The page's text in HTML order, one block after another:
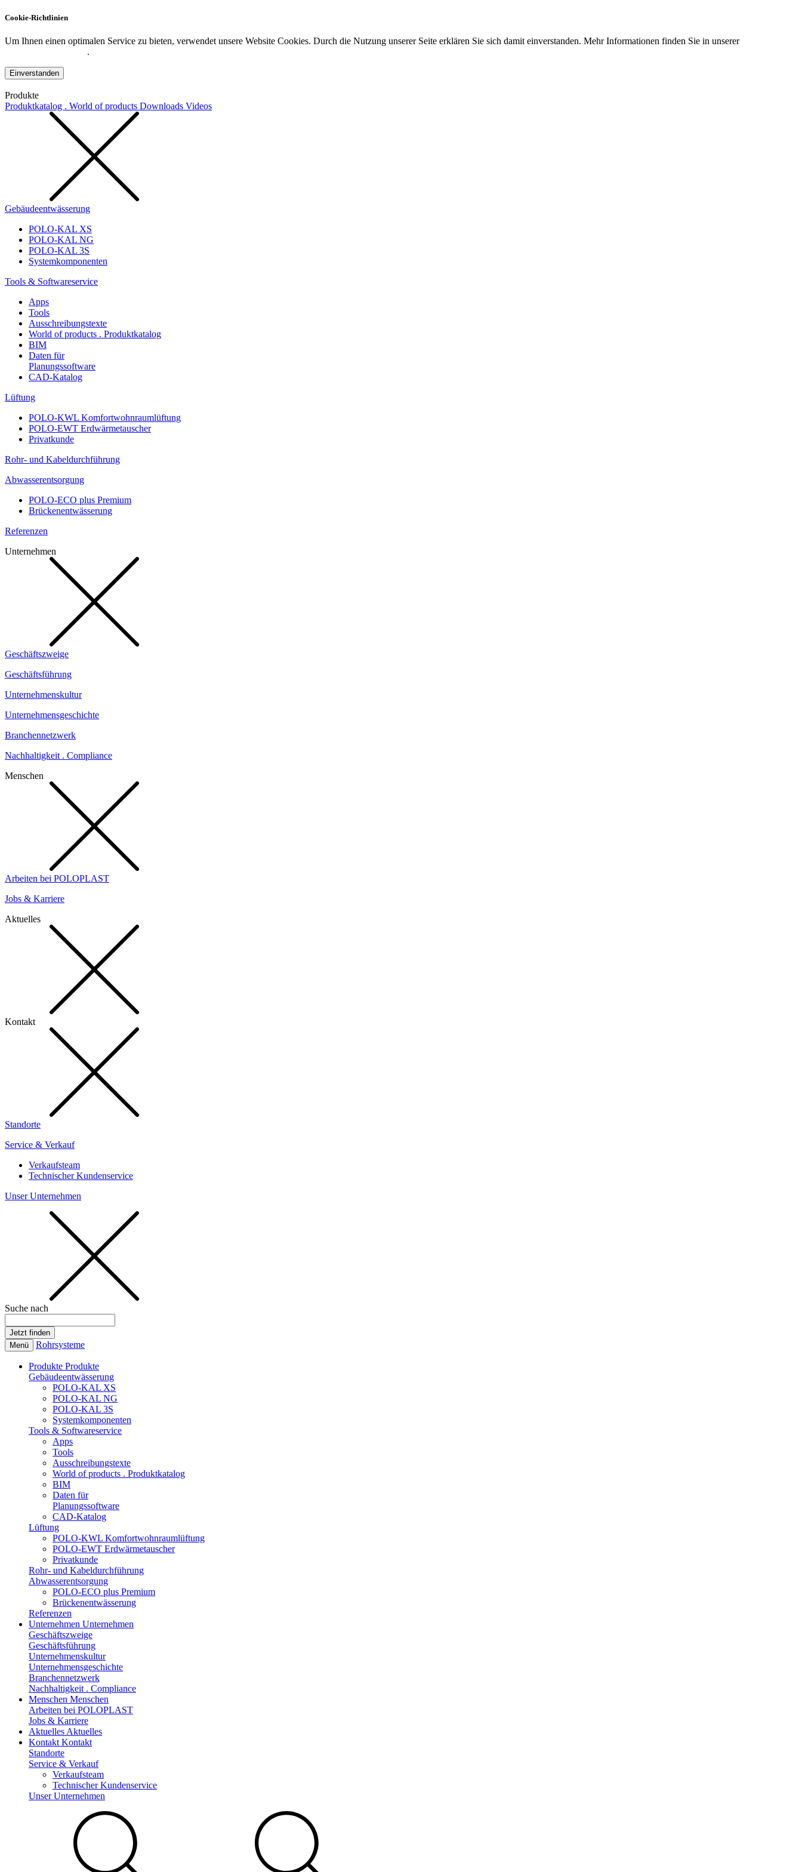
Cookie-Richtlinien
Um Ihnen einen optimalen Service zu bieten, verwendet unsere Website Cookies. Durch die Nutzung unserer Seite erklären Sie sich damit einverstanden. Mehr Informationen finden Sie in unserer
.
Einverstanden
Produkte
Produktkatalog . World of products Downloads Videos
Gebäudeentwässerung
POLO-KAL XS
POLO-KAL NG
POLO-KAL 3S
Systemkomponenten
Tools & Softwareservice
Apps
Tools
Ausschreibungstexte
World of products . Produktkatalog
BIM
Daten für
Planungssoftware
CAD-Katalog
Lüftung
POLO-KWL Komfortwohnraumlüftung
POLO-EWT Erdwärmetauscher
Privatkunde
Rohr- und Kabeldurchführung
Abwasserentsorgung
POLO-ECO plus Premium
Brückenentwässerung
Referenzen
Unternehmen
Geschäftszweige
Geschäftsführung
Unternehmenskultur
Unternehmensgeschichte
Branchennetzwerk
Nachhaltigkeit . Compliance
Menschen
Arbeiten bei POLOPLAST
Jobs & Karriere
Aktuelles
Kontakt
Standorte
Service & Verkauf
Verkaufsteam
Technischer Kundenservice
Unser Unternehmen
Suche nach
Menü Rohrsysteme
Produkte Produkte
Gebäudeentwässerung
POLO-KAL XS
POLO-KAL NG
POLO-KAL 3S
Systemkomponenten
Tools & Softwareservice
Apps
Tools
Ausschreibungstexte
World of products . Produktkatalog
BIM
Daten für
Planungssoftware
CAD-Katalog
Lüftung
POLO-KWL Komfortwohnraumlüftung
POLO-EWT Erdwärmetauscher
Privatkunde
Rohr- und Kabeldurchführung
Abwasserentsorgung
POLO-ECO plus Premium
Brückenentwässerung
Referenzen
Unternehmen Unternehmen
Geschäftszweige
Geschäftsführung
Unternehmenskultur
Unternehmensgeschichte
Branchennetzwerk
Nachhaltigkeit . Compliance
Menschen Menschen
Arbeiten bei POLOPLAST
Jobs & Karriere
Aktuelles Aktuelles
Kontakt Kontakt
Standorte
Service & Verkauf
Verkaufsteam
Technischer Kundenservice
Unser Unternehmen